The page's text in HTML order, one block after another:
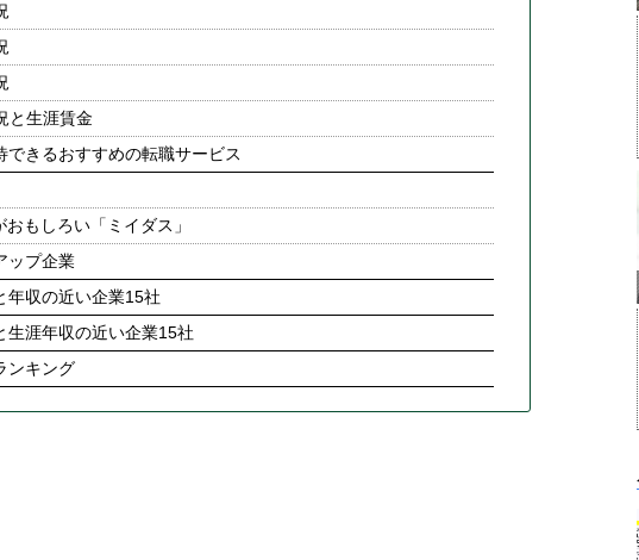
と生涯賃金
できるおすすめの転職サービス
もしろい「ミイダス」
ップ企業
年収の近い企業15社
生涯年収の近い企業15社
ンキング